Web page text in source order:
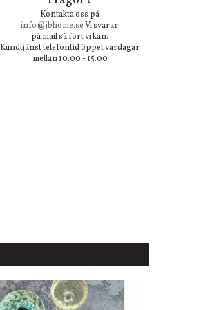
Kontakta oss på
info@jbhome.seVi svarar
på mail så fort vi kan.
Kundtjänst telefontid öppet vardagar
mellan 10.00 - 15.00